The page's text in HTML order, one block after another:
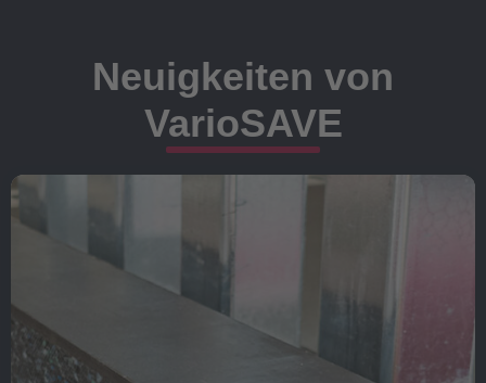
Neuigkeiten von
VarioSAVE